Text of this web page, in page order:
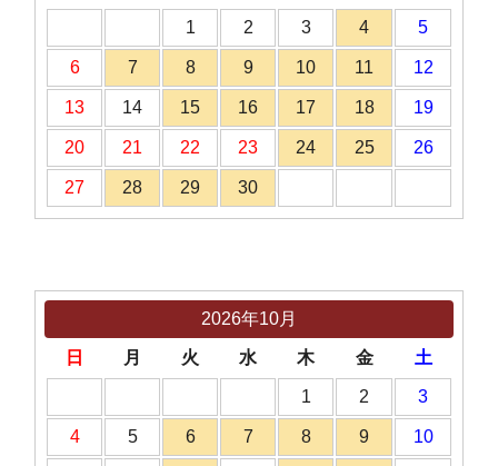
1 2 3 4 5
6 7 8 9 10 11 12
13 14 15 16 17 18 19
20 21 22 23 24 25 26
27 28 29 30
2026年10月
日 月 火 水 木 金 土
1 2 3
4 5 6 7 8 9 10